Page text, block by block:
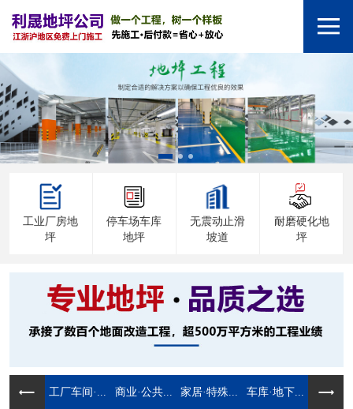
工业厂房地
坪
停车场车库
地坪
无震动止滑
坡道
耐磨硬化地
坪
工厂车间·... 商业·公共... 家居·特殊... 车库·地下...